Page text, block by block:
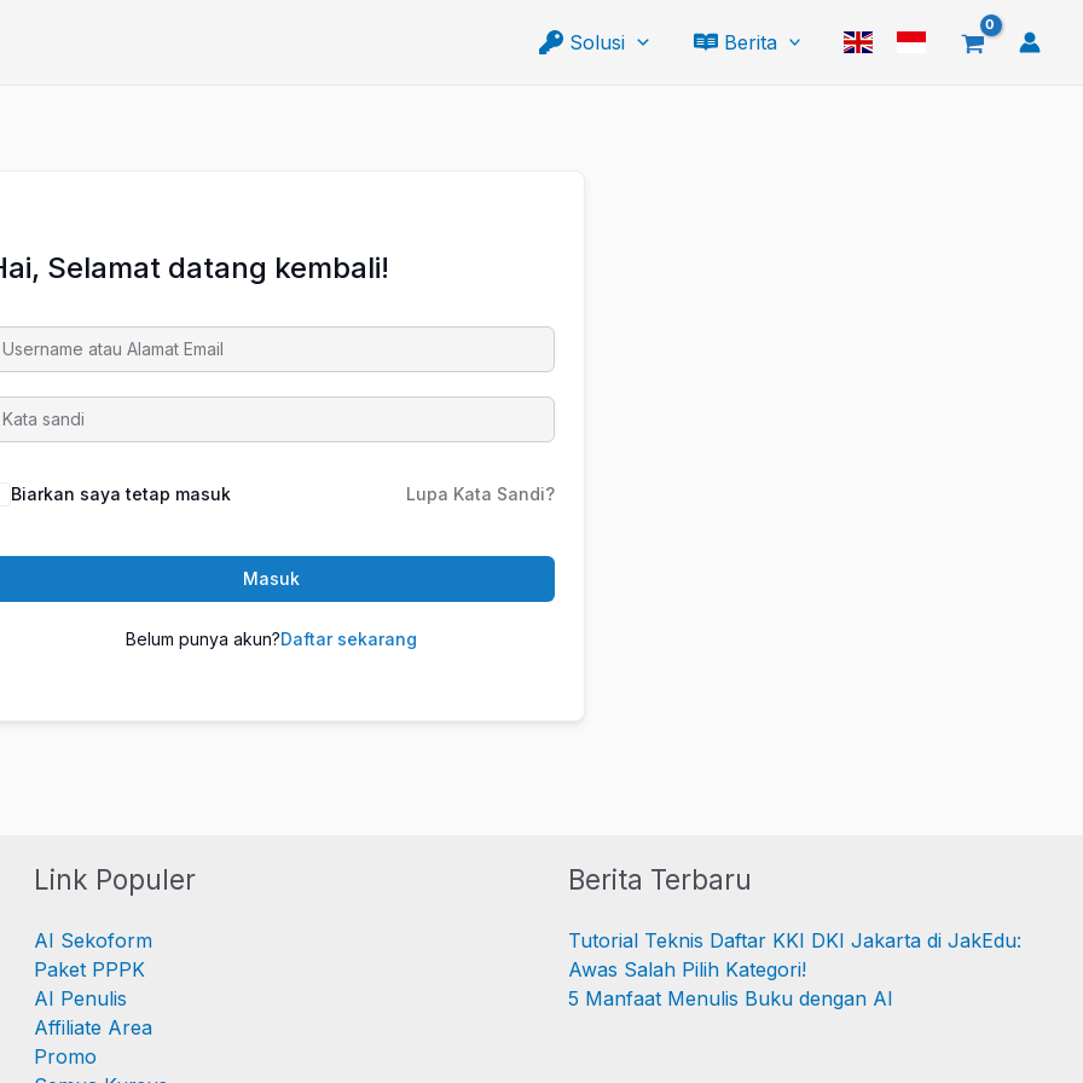
Solusi
Berita
Selamat datang kembali!
Biarkan saya tetap masuk Lupa Kata Sandi?
Masuk
Belum punya akun?Daftar sekarang
Link Populer
AI Sekoform
Paket PPPK
AI Penulis
Affiliate Area
Promo
Berita Terbaru
Tutorial Teknis Daftar KKI DKI Jakarta di JakEdu:
Awas Salah Pilih Kategori!
5 Manfaat Menulis Buku dengan AI